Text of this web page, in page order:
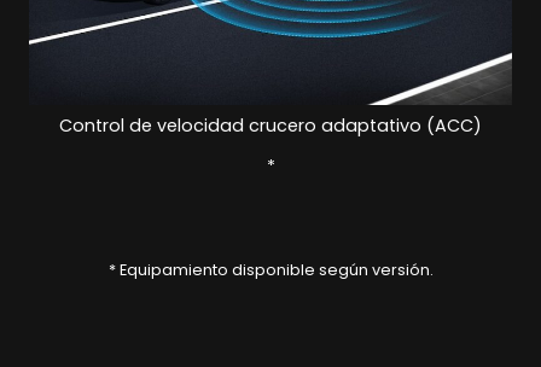
Control de velocidad crucero adaptativo (ACC)
*
* Equipamiento disponible según versión.